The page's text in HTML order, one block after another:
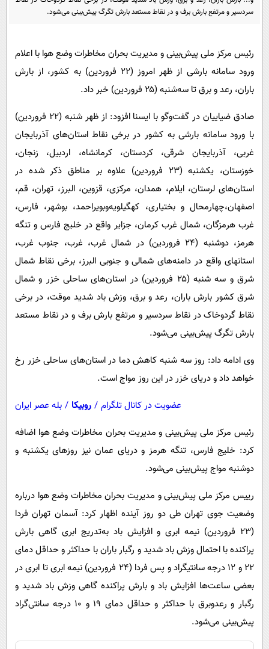
سرگرمی
گوناگون
حوادث
محیط زیست
سلامت
فرهنگی
حیات وحش
سیاست خارجی
پیامک
دانلود
سردسیر و مرتفع بارش برف و در نقاط مستعد بارش تگرگ پیش‌بینی می‌شود.
رئیس مرکز ملی پیش‌بینی و مدیریت بحران مخاطرات وضع هوا با اعلام
ورود سامانه بارشی از ظهر امروز (۲۲ فروردین) به کشور، از بارش
باران، رعد و برق تا سه‌شنبه (۲۵ فروردین) خبر داد.
صادق ضیاییان در گفت‌وگو با ایسنا افزود: از ظهر شنبه (۲۲ فروردین)
با ورود سامانه بارشی به کشور در برخی نقاط استان‌های آذربایجان
غربی، آذربایجان شرقی، کردستان، کرمانشاه، اردبیل، زنجان،
خوزستان، یکشنبه (۲۳ فروردین) علاوه بر مناطق ذکر شده در
استان‌های لرستان، ایلام، همدان، مرکزی، قزوین، البرز، تهران، قم،
اصفهان،چهارمحال‌ و بختیاری، کهگیلویه‌وبویراحمد، بوشهر، فارس،
غرب هرمزگان، شمال غرب کرمان، جزایر واقع در خلیج فارس و تنگه
هرمز، دوشنبه (۲۴ فروردین) در شمال غرب، غرب، جنوب غرب،
استانهای واقع در دامنه‌های شمالی و جنوبی البرز، برخی نقاط شمال
شرق و سه شنبه (۲۵ فروردین) در استان‌های ساحلی خزر و شمال
شرق کشور بارش باران، رعد و برق، وزش باد شدید موقت، در برخی
نقاط گردوخاک در نقاط سردسیر و مرتفع بارش برف و در نقاط مستعد
بارش تگرگ پیش‌بینی می‌شود.
وی ادامه داد: روز سه شنبه کاهش دما در استان‌های ساحلی خزر رخ
خواهد داد و دریای خزر در این روز مواج است.
عضویت در کانال تلگرام / روبیکا / بله عصر ایران
رئیس مرکز ملی پیش‌بینی و مدیریت بحران مخاطرات وضع هوا اضافه
کرد: خلیج فارس، تنگه هرمز و دریای عمان نیز روزهای یکشنبه و
دوشنبه مواج پیش‌بینی می‌شود.
رییس مرکز ملی پیش‌بینی و مدیریت بحران مخاطرات وضع هوا درباره
وضعیت جوی تهران طی دو روز آینده اظهار کرد: آسمان تهران فردا
(۲۳ فروردین) نیمه ابری و افزایش باد به‌تدریج ابری گاهی بارش
پراکنده با احتمال وزش باد شدید و رگبار باران با حداکثر و حداقل دمای
۲۲ و ۱۲ درجه سانتیگراد و پس فردا (۲۴ فروردین) نیمه ابری تا ابری در
بعضی ساعت‌ها افزایش باد و بارش پراکنده گاهی وزش باد شدید و
رگبار و رعدوبرق با حداکثر و حداقل دمای ۱۹ و ۱۰ درجه سانتی‌گراد
پیش‌بینی می‌شود.